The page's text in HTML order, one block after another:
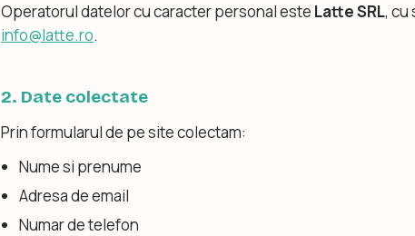
Operatorul datelor cu caracter personal este Latte SRL, cu
info@latte.ro.
2. Date colectate
Prin formularul de pe site colectam:
Nume si prenume
Adresa de email
Numar de telefon